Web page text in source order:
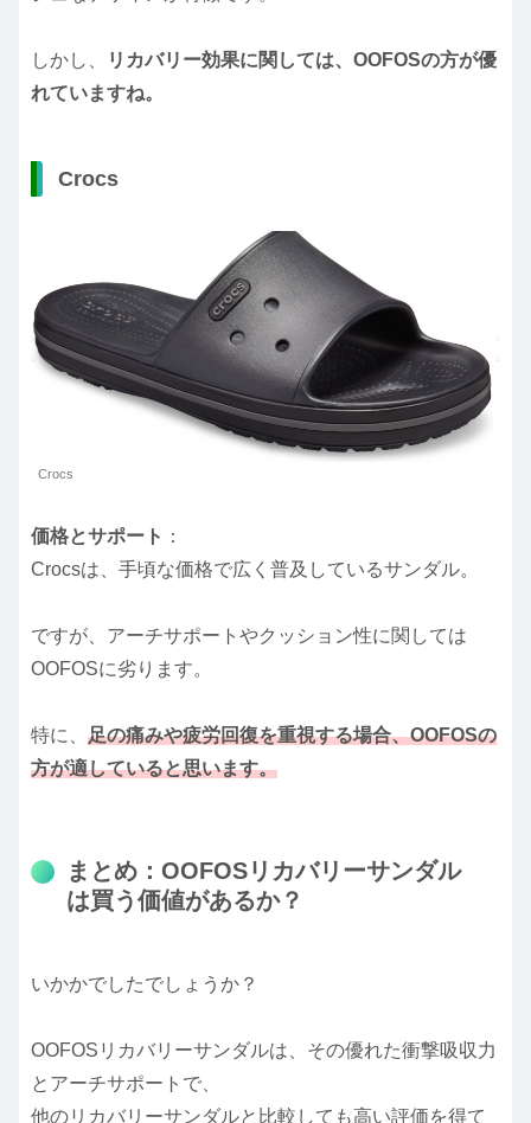
しかし、
リカバリー効果に関しては、OOFOSの方が優
れていますね。
Crocs
Crocs
価格とサポート ：
Crocsは、手頃な価格で広く普及しているサンダル。
ですが、アーチサポートやクッション性に関しては
OOFOSに劣ります。
特に、 足の痛みや疲労回復を重視する場合、OOFOSの
方が適していると思います。
まとめ：OOFOSリカバリーサンダル
は買う価値があるか？
いかかでしたでしょうか？
OOFOSリカバリーサンダルは、その優れた衝撃吸収力
とアーチサポートで、
他のリカバリーサンダルと比較しても高い評価を得て